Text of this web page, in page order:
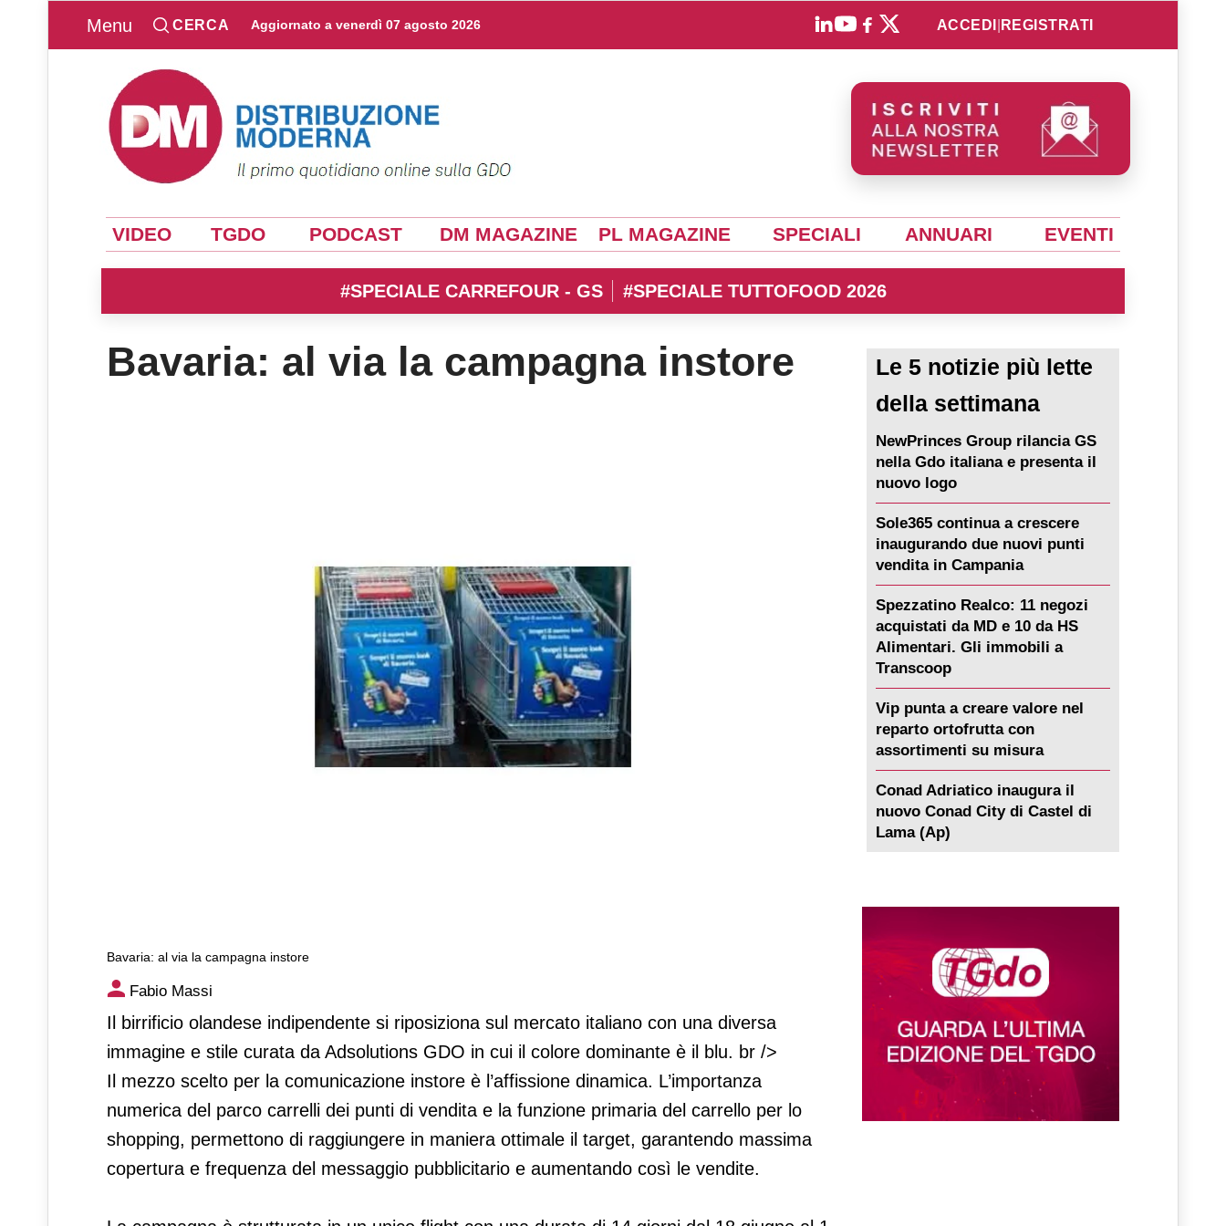
Menu CERCA Aggiornato a venerdì 07 agosto 2026 ACCEDI REGISTRATI
VIDEO TGDO PODCAST DM MAGAZINE PL MAGAZINE SPECIALI ANNUARI EVENTI
#SPECIALE CARREFOUR - GS #SPECIALE TUTTOFOOD 2026
Bavaria: al via la campagna instore
Bavaria: al via la campagna instore
Bavaria: al via la campagna instore
Fabio Massi
Il birrificio olandese indipendente si riposiziona sul mercato italiano con una diversa
immagine e stile curata da Adsolutions GDO in cui il colore dominante è il blu. br />
Il mezzo scelto per la comunicazione instore è l’affissione dinamica. L’importanza
numerica del parco carrelli dei punti di vendita e la funzione primaria del carrello per lo
shopping, permettono di raggiungere in maniera ottimale il target, garantendo massima
copertura e frequenza del messaggio pubblicitario e aumentando così le vendite.
Le 5 notizie più lette
della settimana
NewPrinces Group rilancia GS
nella Gdo italiana e presenta il
nuovo logo
Sole365 continua a crescere
inaugurando due nuovi punti
vendita in Campania
Spezzatino Realco: 11 negozi
acquistati da MD e 10 da HS
Alimentari. Gli immobili a
Transcoop
Vip punta a creare valore nel
reparto ortofrutta con
assortimenti su misura
Conad Adriatico inaugura il
nuovo Conad City di Castel di
Lama (Ap)